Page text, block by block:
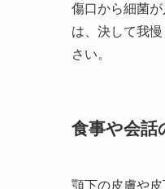
傷口から細菌
は、決して我
さい。
食事や会話
顎下の皮膚や